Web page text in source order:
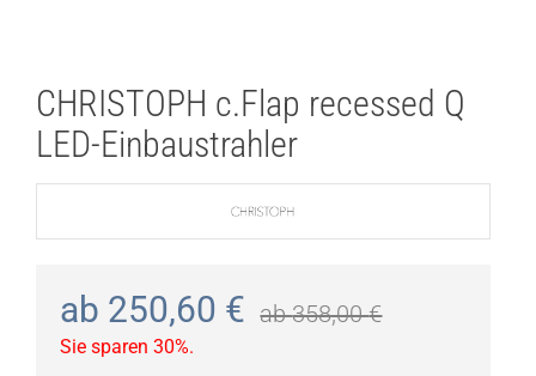
CHRISTOPH c.Flap recessed Q
LED-Einbaustrahler
ab 250,60 € ab358,00€
Sie sparen 30%.